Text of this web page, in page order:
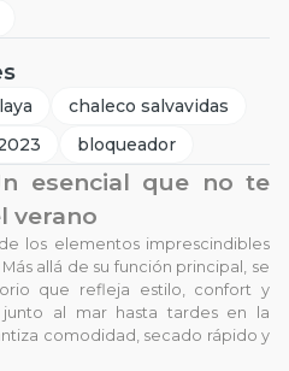
chaleco salvavidas
bloqueador
esencial que no te
verano
los elementos imprescindibles
allá de su función principal, se
que refleja estilo, confort y
al mar hasta tardes en la
comodidad, secado rápido y